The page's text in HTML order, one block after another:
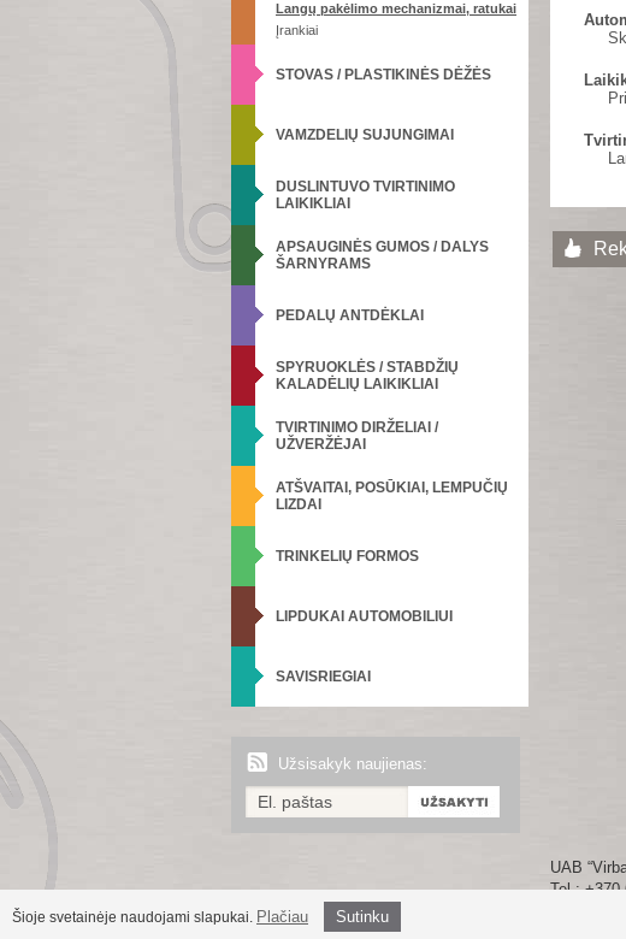
Langų pakėlimo mechanizmai, ratukai
Įrankiai
STOVAS / PLASTIKINĖS DĖŽĖS
VAMZDELIŲ SUJUNGIMAI
DUSLINTUVO TVIRTINIMO
LAIKIKLIAI
APSAUGINĖS GUMOS / DALYS
ŠARNYRAMS
PEDALŲ ANTDĖKLAI
SPYRUOKLĖS / STABDŽIŲ
KALADĖLIŲ LAIKIKLIAI
TVIRTINIMO DIRŽELIAI /
UŽVERŽĖJAI
ATŠVAITAI, POSŪKIAI, LEMPUČIŲ
LIZDAI
TRINKELIŲ FORMOS
LIPDUKAI AUTOMOBILIUI
SAVISRIEGIAI
Užsisakyk naujienas:
UAB
Tel.: +370
Šioje svetainėje naudojami slapukai. Plačiau Sutinku